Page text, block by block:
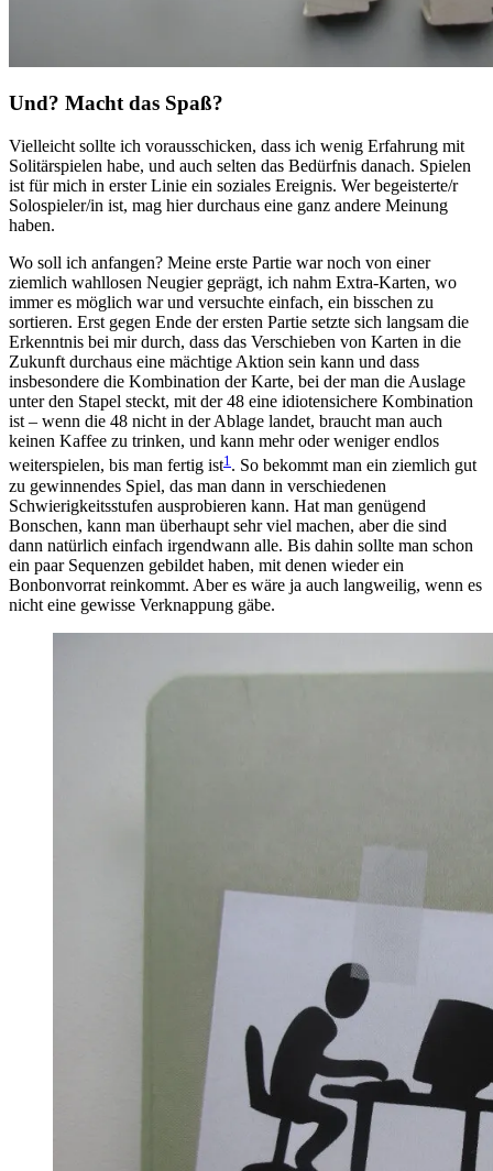
Und? Macht das Spaß?
Vielleicht sollte ich vorausschicken, dass ich wenig Erfahrung mit
Solitärspielen habe, und auch selten das Bedürfnis danach. Spielen
ist für mich in erster Linie ein soziales Ereignis. Wer begeisterte/r
Solospieler/in ist, mag hier durchaus eine ganz andere Meinung
haben.
Wo soll ich anfangen? Meine erste Partie war noch von einer
ziemlich wahllosen Neugier geprägt, ich nahm Extra-Karten, wo
immer es möglich war und versuchte einfach, ein bisschen zu
sortieren. Erst gegen Ende der ersten Partie setzte sich langsam die
Erkenntnis bei mir durch, dass das Verschieben von Karten in die
Zukunft durchaus eine mächtige Aktion sein kann und dass
insbesondere die Kombination der Karte, bei der man die Auslage
unter den Stapel steckt, mit der 48 eine idiotensichere Kombination
ist – wenn die 48 nicht in der Ablage landet, braucht man auch
keinen Kaffee zu trinken, und kann mehr oder weniger endlos
weiterspielen, bis man fertig ist1 . So bekommt man ein ziemlich gut
zu gewinnendes Spiel, das man dann in verschiedenen
Schwierigkeitsstufen ausprobieren kann. Hat man genügend
Bonschen, kann man überhaupt sehr viel machen, aber die sind
dann natürlich einfach irgendwann alle. Bis dahin sollte man schon
ein paar Sequenzen gebildet haben, mit denen wieder ein
Bonbonvorrat reinkommt. Aber es wäre ja auch langweilig, wenn es
nicht eine gewisse Verknappung gäbe.